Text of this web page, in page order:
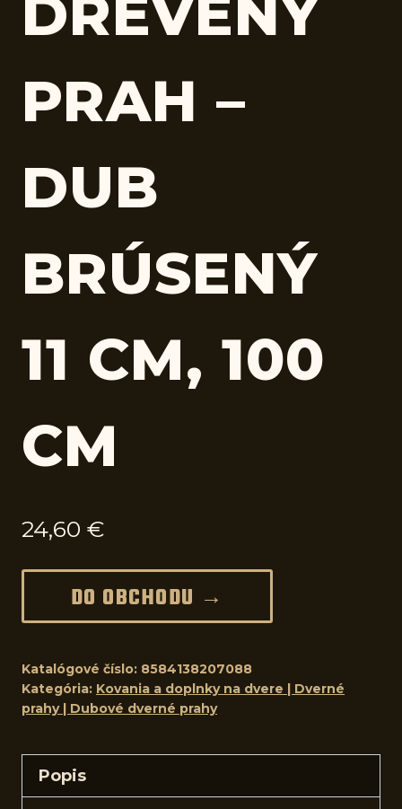
DREVENÝ
PRAH –
DUB
BRÚSENÝ
11 CM, 100
CM
24,60 €
DO OBCHODU →
Katalógové číslo: 8584138207088
Kategória: Kovania a doplnky na dvere | Dverné
prahy | Dubové dverné prahy
Popis